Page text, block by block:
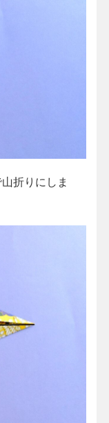
折りにしま